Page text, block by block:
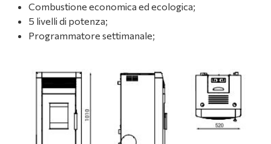
Combustione economica ed ecologica;
5 livelli di potenza;
Programmatore settimanale;